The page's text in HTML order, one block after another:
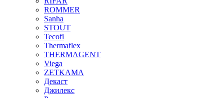
ROMMER
Sanha
STOUT
Tecofi
Thermaflex
THERMAGENT
Viega
ZETKAMA
Декаст
Джилекс